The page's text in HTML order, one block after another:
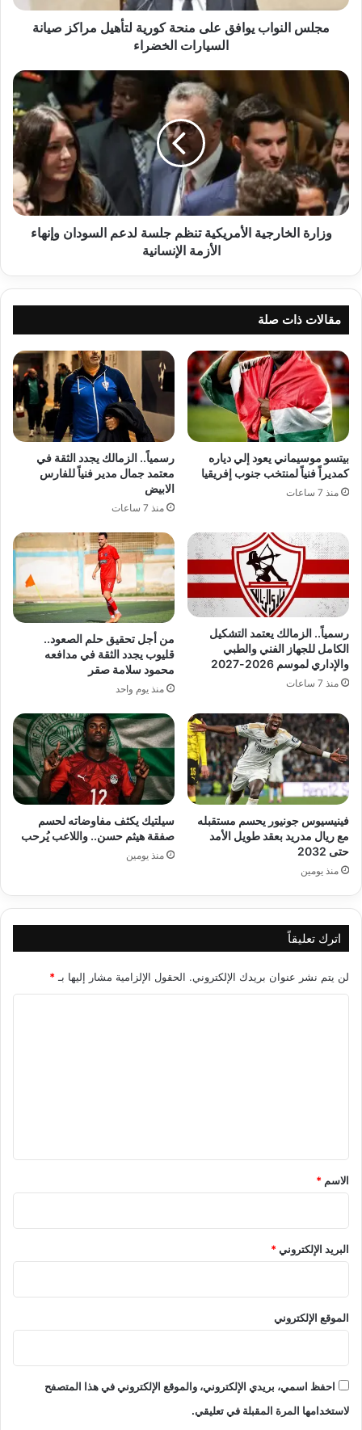
صيانة
السياراتمجلس النواب يوافق على منحة كورية لتأهيل مراكز صيانة
السيارات الخضراء
وزارة
الأمريكية
تنظم
جلسة
لدعم
السودان
وإنهاء
الأزمة
الإنسانيةوزارة الخارجية الأمريكية تنظم جلسة لدعم السودان وإنهاء
الأزمة الإنسانية
مقالات ذات صلة
بيتسو موسيماني يعود إلي دياره
كمديراً فنياً لمنتخب جنوب إفريقيا
منذ 7 ساعات
رسمياً.. الزمالك يجدد الثقة في
معتمد جمال مدير فنياً للفارس
الابيض
منذ 7 ساعات
رسمياً.. الزمالك يعتمد التشكيل
الكامل للجهاز الفني والطبي
والإداري لموسم 2026-2027
منذ 7 ساعات
من أجل تحقيق حلم الصعود..
قليوب يجدد الثقة في مدافعه
محمود سلامة صقر
منذ يوم واحد
فينيسيوس جونيور يحسم مستقبله
مع ريال مدريد بعقد طويل الأمد
حتى 2032
منذ يومين
سيلتيك يكثف مفاوضاته لحسم
صفقة هيثم حسن.. واللاعب يُرحب
منذ يومين
اترك تعليقاً
لن يتم نشر عنوان بريدك الإلكتروني. الحقول الإلزامية مشار إليها بـ*
*
الاسم *
البريد الإلكتروني*
الموقع الإلكتروني
احفظ اسمي، بريدي الإلكتروني، والموقع الإلكتروني في هذا المتصفح
لاستخدامها المرة المقبلة في تعليقي.